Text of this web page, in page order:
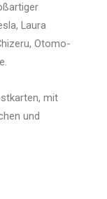
Laura
Otomo-
mit
und